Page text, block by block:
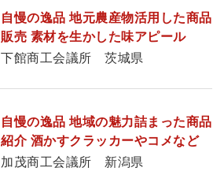
自慢の逸品 地元農産物活用した商品
販売 素材を生かした味アピール
下館商工会議所 茨城県
自慢の逸品 地域の魅力詰まった商品
紹介 酒かすクラッカーやコメなど
加茂商工会議所 新潟県